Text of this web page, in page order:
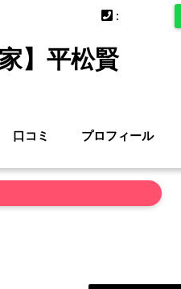
:
】平松賢
口コミ プロフィール